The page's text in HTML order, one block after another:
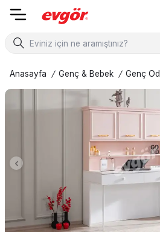
Anasayfa / Genç & Bebek / Genç